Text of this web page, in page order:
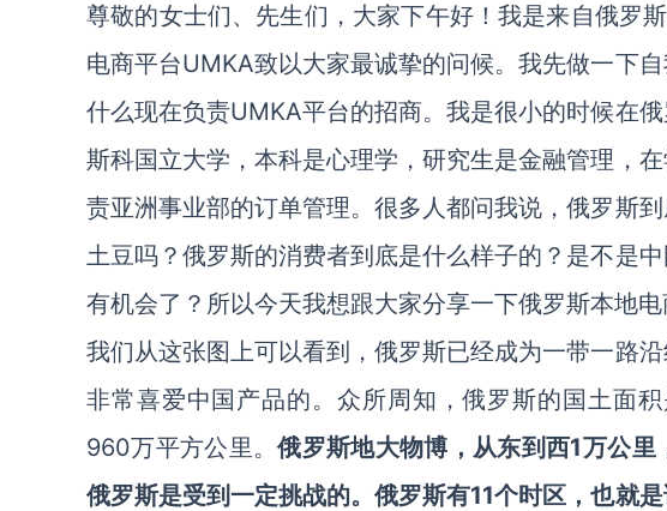
尊敬的女士们、先生们，大家下午好！我是来自俄罗
电商平台UMKA致以大家最诚挚的问候。我先做一下
什么现在负责UMKA平台的招商。我是很小的时候在
斯科国立大学，本科是心理学，研究生是金融管理，
责亚洲事业部的订单管理。很多人都问我说，俄罗斯
土豆吗？俄罗斯的消费者到底是什么样子的？是不是
有机会了？所以今天我想跟大家分享一下俄罗斯本地电
我们从这张图上可以看到，俄罗斯已经成为一带一路
非常喜爱中国产品的。众所周知，俄罗斯的国土面
960万平方公里。俄罗斯地大物博，从东到西1万公
俄罗斯是受到一定挑战的。俄罗斯有11个时区，也就